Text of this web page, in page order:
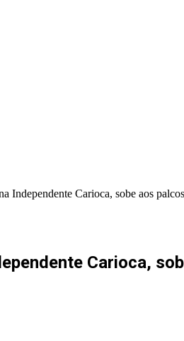
Independente Carioca, sobe aos
Carioca,